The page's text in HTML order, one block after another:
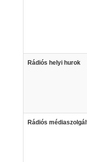
Rádiós helyi hurok
Rádiós